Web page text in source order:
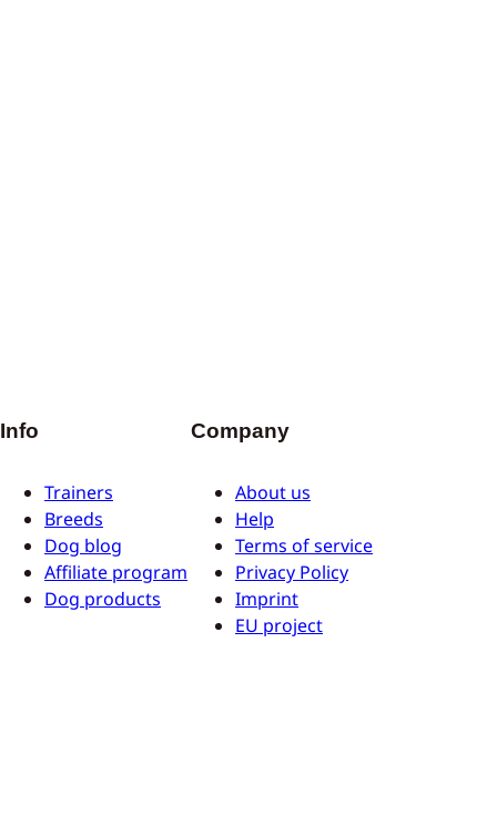
Info
Trainers
Breeds
Dog blog
Affiliate program
Dog products
Company
About us
Help
Terms of service
Privacy Policy
Imprint
EU project